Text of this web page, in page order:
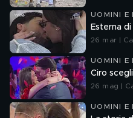
UOMINI E
Esterna
26 mar |
UOMINI E
Ciro
26 mag |
UOMINI E